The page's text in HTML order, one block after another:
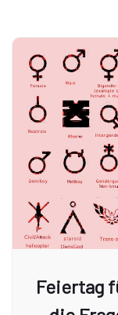
Feiertag